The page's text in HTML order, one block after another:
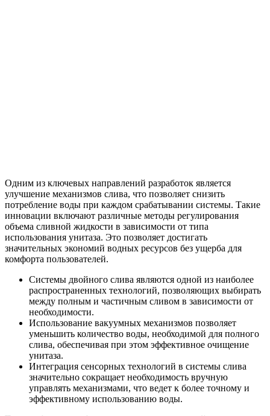
Одним из ключевых направлений разработок является
улучшение механизмов слива, что позволяет снизить
потребление воды при каждом срабатывании системы. Такие
инновации включают различные методы регулирования
объема сливной жидкости в зависимости от типа
использования унитаза. Это позволяет достигать
значительных экономий водных ресурсов без ущерба для
комфорта пользователей.
Системы двойного слива являются одной из наиболее
распространенных технологий, позволяющих выбирать
между полным и частичным сливом в зависимости от
необходимости.
Использование вакуумных механизмов позволяет
уменьшить количество воды, необходимой для полного
слива, обеспечивая при этом эффективное очищение
унитаза.
Интеграция сенсорных технологий в системы слива
значительно сокращает необходимость вручную
управлять механизмами, что ведет к более точному и
эффективному использованию воды.